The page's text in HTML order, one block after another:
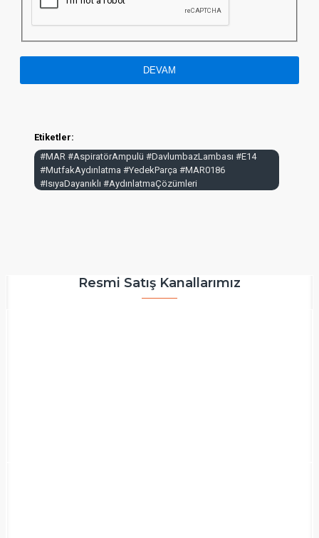
DEVAM
Etiketler:
#MAR #AspiratörAmpulü #DavlumbazLambası #E14
#MutfakAydınlatma #YedekParça #MAR0186
#IsıyaDayanıklı #AydınlatmaÇözümleri
Resmi Satış Kanallarımız